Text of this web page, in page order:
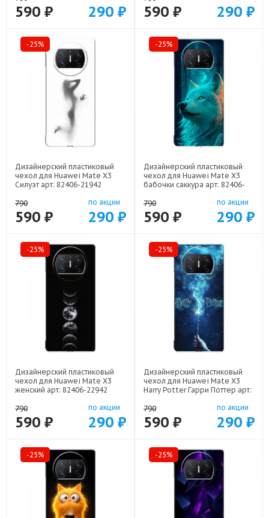
590 ₽ 290 ₽ 590 ₽ 290 ₽
-25%
Дизайнерский пластиковый
чехол для Huawei Mate X3
Силуэт арт: 82406-21942
790
590 ₽
по акции
290 ₽
-25%
Дизайнерский пластиковый
чехол для Huawei Mate X3
бабочки саккура арт: 82406-
790
590 ₽
по акции
290 ₽
-25%
Дизайнерский пластиковый
чехол для Huawei Mate X3
женский арт: 82406-22942
790
590 ₽
по акции
290 ₽
-25%
Дизайнерский пластиковый
чехол для Huawei Mate X3
Harry Potter Гарри Поттер арт:
790
590 ₽
по акции
290 ₽
-25% -25%